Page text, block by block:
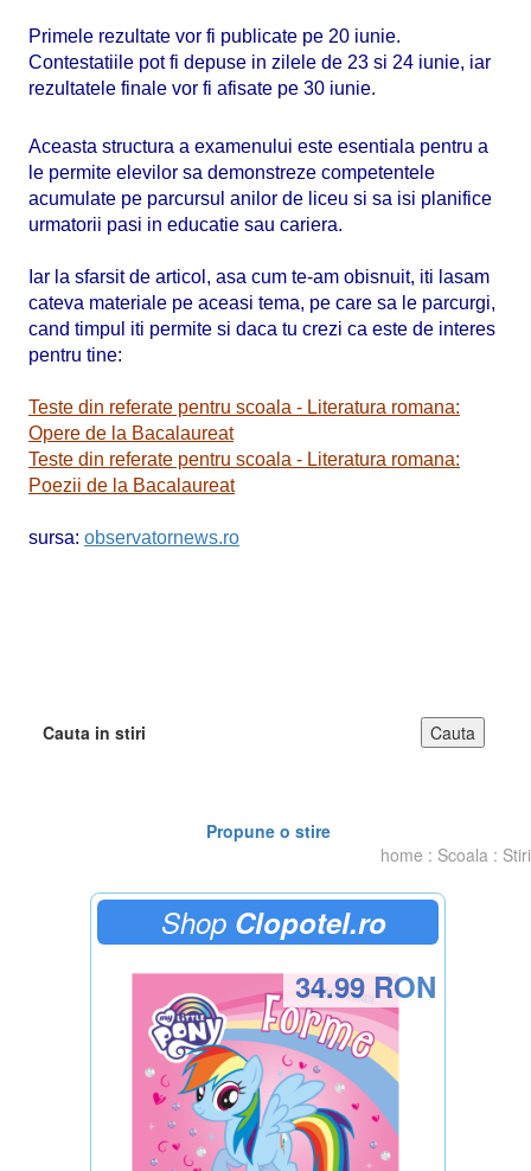
Primele rezultate vor fi publicate pe 20 iunie.
Contestatiile pot fi depuse in zilele de 23 si 24 iunie, iar
rezultatele finale vor fi afisate pe 30 iunie.
Aceasta structura a examenului este esentiala pentru a
le permite elevilor sa demonstreze competentele
acumulate pe parcursul anilor de liceu si sa isi planifice
urmatorii pasi in educatie sau cariera.
Iar la sfarsit de articol, asa cum te-am obisnuit, iti lasam
cateva materiale pe aceasi tema, pe care sa le parcurgi,
cand timpul iti permite si daca tu crezi ca este de interes
pentru tine:
Teste din referate pentru scoala - Literatura romana:
Opere de la Bacalaureat
Teste din referate pentru scoala - Literatura romana:
Poezii de la Bacalaureat
sursa: observatornews.ro
Cauta in stiri
Propune o stire
home : Scoala : Stiri
Shop Clopotel.ro
34.99 RON